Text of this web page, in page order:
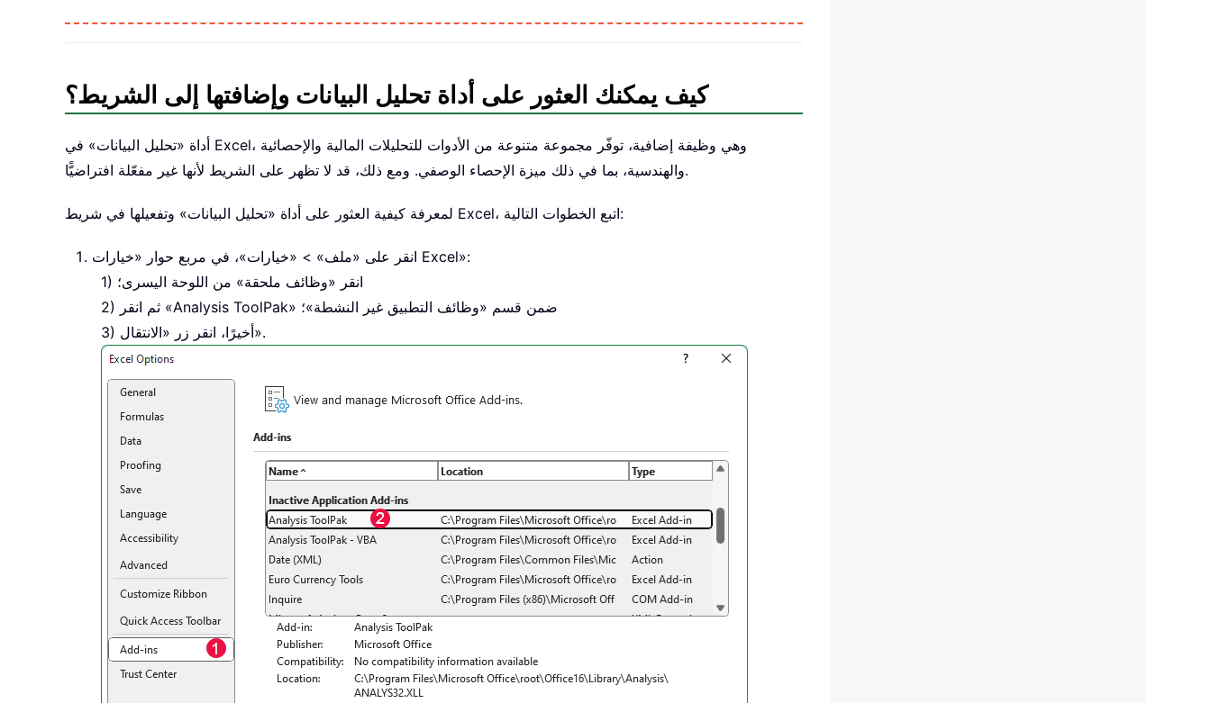
كيف يمكنك العثور على أداة تحليل البيانات وإضافتها إلى الشريط؟
أداة «تحليل البيانات» في Excel، وهي وظيفة إضافية، توفّر مجموعة متنوعة من الأدوات للتحليلات المالية والإحصائية
والهندسية، بما في ذلك ميزة الإحصاء الوصفي. ومع ذلك، قد لا تظهر على الشريط لأنها غير مفعّلة افتراضيًّا.
لمعرفة كيفية العثور على أداة «تحليل البيانات» وتفعيلها في شريط Excel، اتبع الخطوات التالية:
انقر على «ملف» > «خيارات»، في مربع حوار «خيارات Excel»:
انقر «وظائف ملحقة» من اللوحة اليسرى؛
ثم انقر «Analysis ToolPak» ضمن قسم «وظائف التطبيق غير النشطة»؛
أخيرًا، انقر زر «الانتقال».